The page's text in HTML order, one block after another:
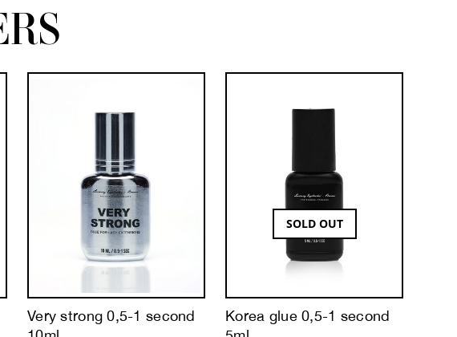
Very strong 0,5-1 second
SOLD OUT
Korea glue 0,5-1 second